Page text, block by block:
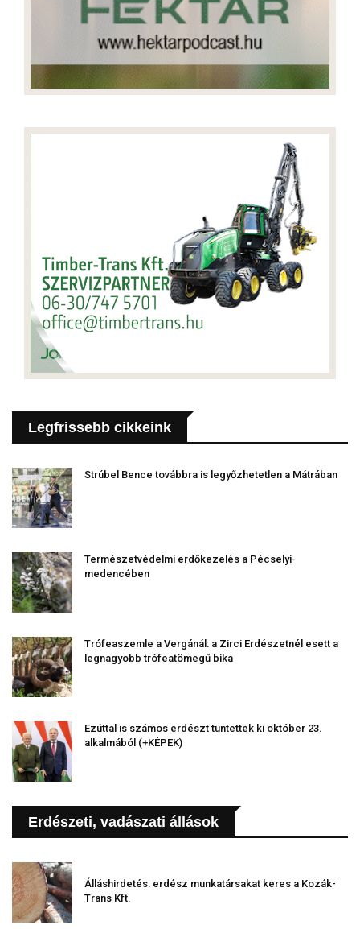
Legfrissebb cikkeink
Strúbel Bence továbbra is legyőzhetetlen a Mátrában
Természetvédelmi erdőkezelés a Pécselyi-
medencében
Trófeaszemle a Vergánál: a Zirci Erdészetnél esett a
legnagyobb trófeatömegű bika
Ezúttal is számos erdészt tüntettek ki október 23.
alkalmából (+KÉPEK)
Erdészeti, vadászati állások
Álláshirdetés: erdész munkatársakat keres a Kozák-
Trans Kft.